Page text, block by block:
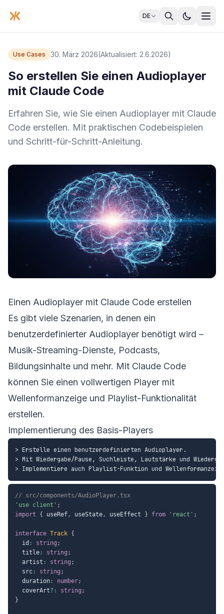
DE
Use Cases 30. März 2026(Aktualisiert: 2.6.2026)
So erstellen Sie einen Audioplayer
mit Claude Code
Erfahren Sie, wie Sie einen Audioplayer mit Claude
Code erstellen. Mit praktischen Codebeispielen
und Schritt-für-Schritt-Anleitung.
Einen Audioplayer mit Claude Code erstellen
Es gibt viele Szenarien, in denen ein
benutzerdefinierter Audioplayer benötigt wird –
Musik-Streaming-Dienste, Podcasts,
Bildungsinhalte und mehr. Mit Claude Code
können Sie einen vollwertigen Player mit
Wellenformanzeige und Playlist-Funktionalität
erstellen.
Implementierung des Basis-Players
> Erstelle einen benutzerdefinierten Audioplayer.
> Mit Wiedergabe/Pause, Suchleiste, Lautstärke und
// src/components/AudioPlayer.tsx
'use client' ;
import
{ useRef, useState, useEffect } from 'react' ;
interface Track {
  id
: string ;
  title
: string ;
  artist
: string ;
  src
: string ;
  duration
: number;
  coverArt
? : string ;
}